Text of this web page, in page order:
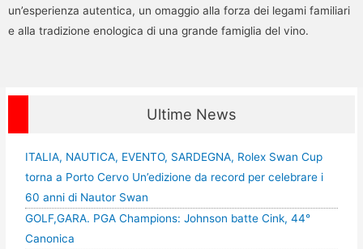
un’esperienza autentica, un omaggio alla forza dei legami familiari
e alla tradizione enologica di una grande famiglia del vino.
Ultime News
ITALIA, NAUTICA, EVENTO, SARDEGNA, Rolex Swan Cup
torna a Porto Cervo Un’edizione da record per celebrare i
60 anni di Nautor Swan
GOLF,GARA. PGA Champions: Johnson batte Cink, 44°
Canonica